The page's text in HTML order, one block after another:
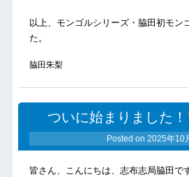
以上、モンゴルシリーズ・脇田初モン
た。
脇田朱梨
ついに始まりました！
Posted on 2025年10
皆さん、こんにちは、志布志局脇田で